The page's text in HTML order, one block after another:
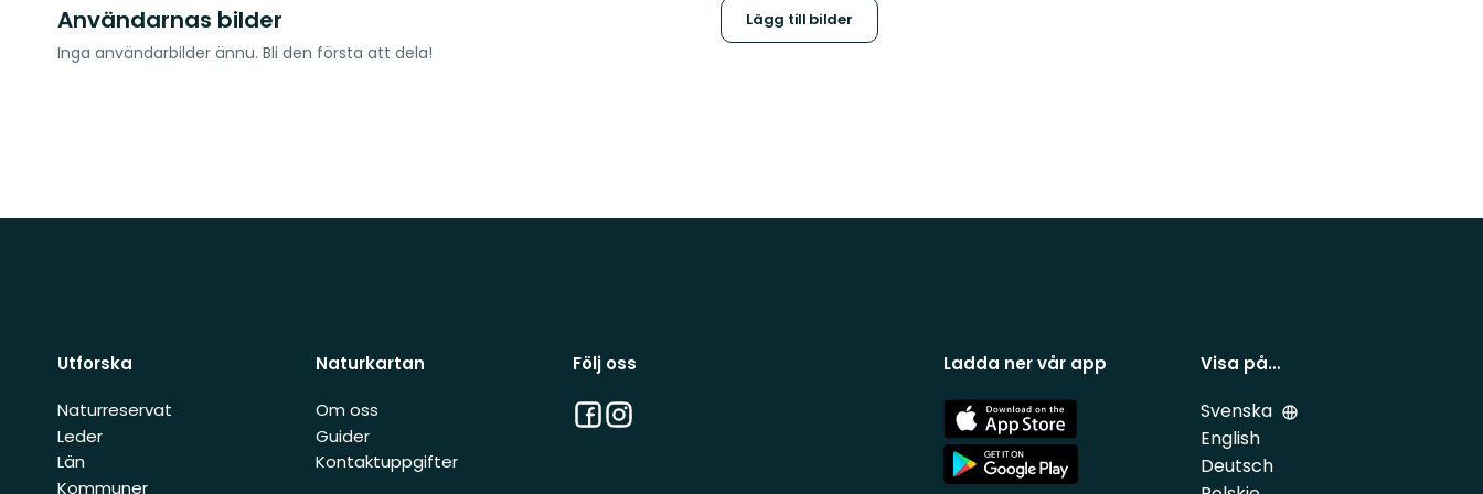
Användarnas bilder Lägg till bilder
Inga användarbilder ännu. Bli den första att dela!
Utforska
Naturreservat
Leder
Län
Kommuner
Naturkartan
Om oss
Guider
Kontaktuppgifter
Följ oss
Facebook
Instagram
Ladda ner vår app
App
Store
App
Store
Visa på…
Svenska
English
Deutsch